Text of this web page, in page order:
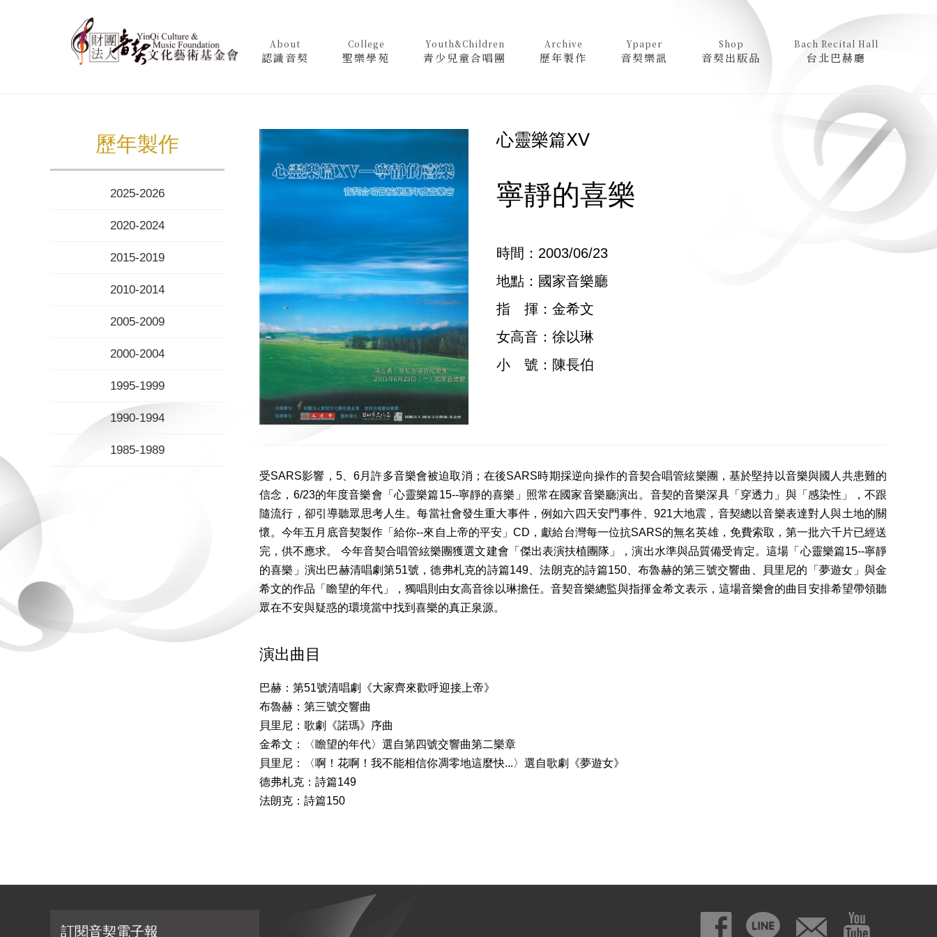
About
認識音契
College
聖樂學苑
Youth&Children
青少兒童合唱團
Archive
歷年製作
Ypaper
音契樂訊
Shop
音契出版品
Bach Recital Hall
台北巴赫廳
歷年製作
2025-2026
2020-2024
2015-2019
2010-2014
2005-2009
2000-2004
1995-1999
1990-1994
1985-1989
心靈樂篇ⅩⅤ
寧靜的喜樂
時間：2003/06/23
地點：國家音樂廳
指 揮：金希文
女高音：徐以琳
小 號：陳長伯
受SARS影響，5、6月許多音樂會被迫取消；在後SARS時期採逆向操作的音契合唱管絃樂團，基於堅持以音樂與國人共患難的
信念，6/23的年度音樂會「心靈樂篇15--寧靜的喜樂」照常在國家音樂廳演出。音契的音樂深具「穿透力」與「感染性」，不跟
隨流行，卻引導聽眾思考人生。每當社會發生重大事件，例如六四天安門事件、921大地震，音契總以音樂表達對人與土地的關
懷。今年五月底音契製作「給你--來自上帝的平安」CD，獻給台灣每一位抗SARS的無名英雄，免費索取，第一批六千片已經送
完，供不應求。 今年音契合唱管絃樂團獲選文建會「傑出表演扶植團隊」，演出水準與品質備受肯定。這場「心靈樂篇15--寧靜
的喜樂」演出巴赫清唱劇第51號，德弗札克的詩篇149、法朗克的詩篇150、布魯赫的第三號交響曲、貝里尼的「夢遊女」與金
希文的作品「瞻望的年代」，獨唱則由女高音徐以琳擔任。音契音樂總監與指揮金希文表示，這場音樂會的曲目安排希望帶領聽
眾在不安與疑惑的環境當中找到喜樂的真正泉源。
演出曲目
巴赫：第51號清唱劇《大家齊來歡呼迎接上帝》
布魯赫：第三號交響曲
貝里尼：歌劇《諾瑪》序曲
金希文：〈瞻望的年代〉選自第四號交響曲第二樂章
貝里尼：〈啊！花啊！我不能相信你凋零地這麼快...〉選自歌劇《夢遊女》
德弗札克：詩篇149
法朗克：詩篇150
訂閱音契電子報